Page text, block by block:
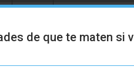
de que te maten si